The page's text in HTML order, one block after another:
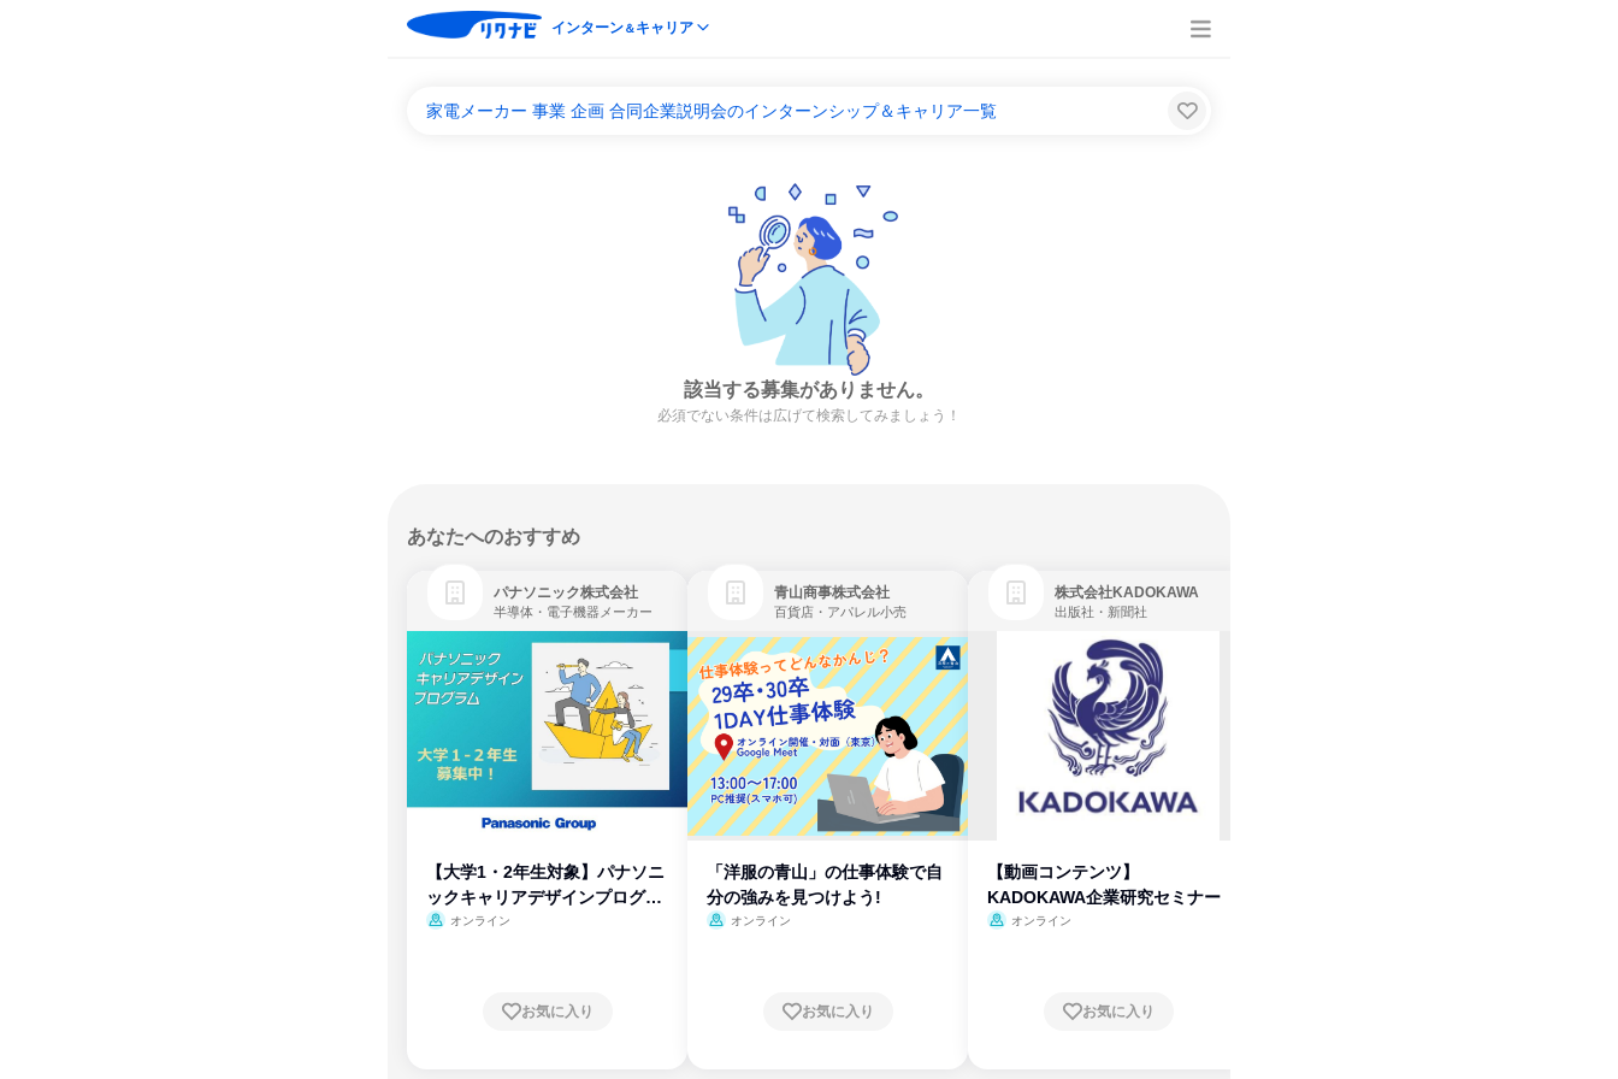
インターン＆キャリア
家電メーカー 事業 企画 合同企業説明会のインターンシップ＆キャリア一覧
該当する募集がありません。
必須でない条件は広げて検索してみましょう！
あなたへのおすすめ
パナソニック株式会社
半導体・電子機器メーカー
【大学1・2年生対象】パナソニ
ックキャリアデザインプログラ
ム
オンライン
お気に入り
青山商事株式会社
百貨店・アパレル小売
「洋服の青山」の仕事体験で自
分の強みを見つけよう!
オンライン
お気に入り
株式会社KADOKAWA
出版社・新聞社
【動画コンテンツ】
KADOKAWA企業研究セミナー
オンライン
お気に入り